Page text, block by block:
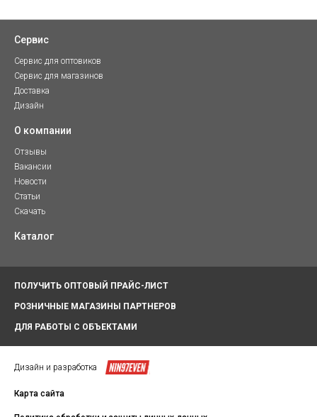
Сервис
Сервис для оптовиков
Сервис для магазинов
Доставка
Дизайн
О компании
Отзывы
Вакансии
Новости
Статьи
Скачать
Каталог
ПОЛУЧИТЬ ОПТОВЫЙ ПРАЙС-ЛИСТ
РОЗНИЧНЫЕ МАГАЗИНЫ ПАРТНЕРОВ
ДЛЯ РАБОТЫ С ОБЪЕКТАМИ
Дизайн и разработка
Карта сайта